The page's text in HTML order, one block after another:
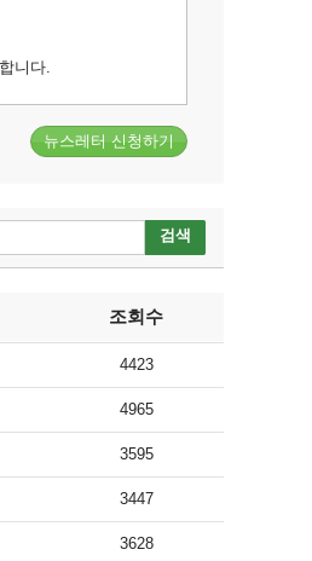
니다.
검색
조회수
4423
4965
3595
3447
3628